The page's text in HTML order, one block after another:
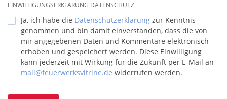
EINWILLIGUNGSERKLÄRUNG DATENSCHUTZ
Ja, ich habe die Datenschutzerklärung zur Kenntnis
genommen und bin damit einverstanden, dass die von
mir angegebenen Daten und Kommentare elektronisch
erhoben und gespeichert werden. Diese Einwilligung
kann jederzeit mit Wirkung für die Zukunft per E-Mail an
mail@feuerwerksvitrine.de widerrufen werden.